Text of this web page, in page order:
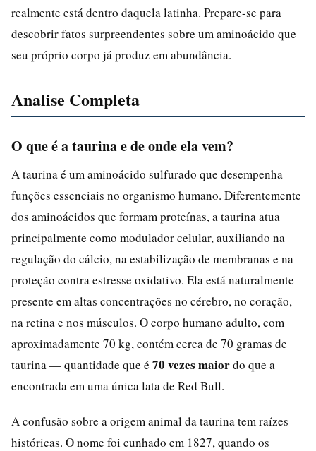
realmente está dentro daquela latinha. Prepare-se para
descobrir fatos surpreendentes sobre um aminoácido que
seu próprio corpo já produz em abundância.
Analise Completa
O que é a taurina e de onde ela vem?
A taurina é um aminoácido sulfurado que desempenha
funções essenciais no organismo humano. Diferentemente
dos aminoácidos que formam proteínas, a taurina atua
principalmente como modulador celular, auxiliando na
regulação do cálcio, na estabilização de membranas e na
proteção contra estresse oxidativo. Ela está naturalmente
presente em altas concentrações no cérebro, no coração,
na retina e nos músculos. O corpo humano adulto, com
aproximadamente 70 kg, contém cerca de 70 gramas de
taurina — quantidade que é 70 vezes maiordo que a
encontrada em uma única lata de Red Bull.
A confusão sobre a origem animal da taurina tem raízes
históricas. O nome foi cunhado em 1827, quando os